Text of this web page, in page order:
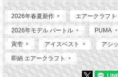
2026年春夏新作 エアークラフト
2026年モデル バートル PUMA
寅壱 アイスベスト アシ
即納 エアークラフト